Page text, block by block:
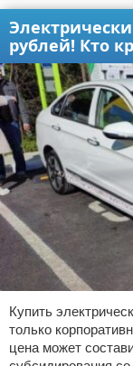
рублей! Кто
Купить
только
цена может